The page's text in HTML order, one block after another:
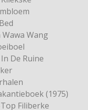
Wawa Wang
De Ruine
(1975)
Filiberke